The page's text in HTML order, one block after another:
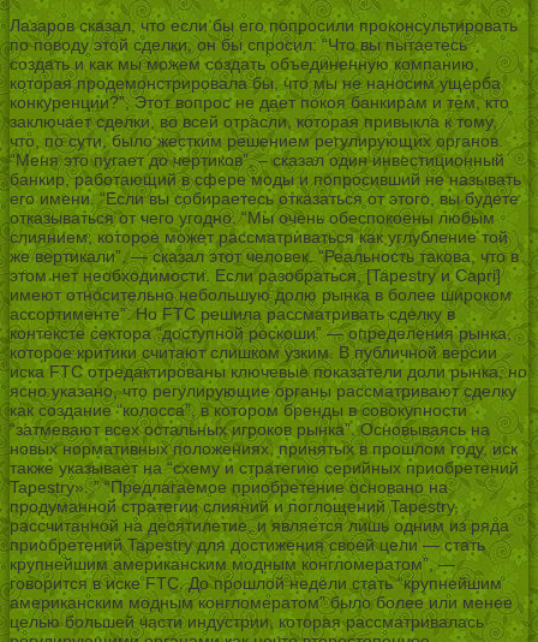
Лазаров сказал, что если бы его попросили проконсультировать
по поводу этой сделки, он бы спросил: “Что вы пытаетесь
создать и как мы можем создать объединенную компанию,
которая продемонстрировала бы, что мы не наносим ущерба
конкуренции?”, Этот вопрос не дает покоя банкирам и тем, кто
заключает сделки, во всей отрасли, которая привыкла к тому,
что, по сути, было жестким решением регулирующих органов.
“Меня это пугает до чертиков”, – сказал один инвестиционный
банкир, работающий в сфере моды и попросивший не называть
его имени. “Если вы собираетесь отказаться от этого, вы будете
отказываться от чего угодно. “Мы очень обеспокоены любым
слиянием, которое может рассматриваться как углубление той
же вертикали”, — сказал этот человек. “Реальность такова, что в
этом нет необходимости. Если разобраться, [Tapestry и Capri]
имеют относительно небольшую долю рынка в более широком
ассортименте”. Но FTC решила рассматривать сделку в
контексте сектора “доступной роскоши” — определения рынка,
которое критики считают слишком узким. В публичной версии
иска FTC отредактированы ключевые показатели доли рынка, но
ясно указано, что регулирующие органы рассматривают сделку
как создание “колосса”, в котором бренды в совокупности
“затмевают всех остальных игроков рынка”. Основываясь на
новых нормативных положениях, принятых в прошлом году, иск
также указывает на “схему и стратегию серийных приобретений
Tapestry». ” “Предлагаемое приобретение основано на
продуманной стратегии слияний и поглощений Tapestry,
рассчитанной на десятилетие, и является лишь одним из ряда
приобретений Tapestry для достижения своей цели — стать
крупнейшим американским модным конгломератом”, —
говорится в иске FTC. До прошлой недели стать “крупнейшим
американским модным конгломератом” было более или менее
целью большей части индустрии, которая рассматривалась